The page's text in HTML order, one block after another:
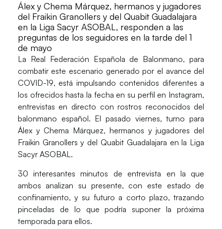
Álex y Chema Márquez, hermanos y jugadores
del Fraikin Granollers y del Quabit Guadalajara
en la Liga Sacyr ASOBAL, responden a las
preguntas de los seguidores en la tarde del 1
de mayo
La Real Federación Española de Balonmano, para
combatir este escenario generado por el avance del
COVID-19, está impulsando contenidos diferentes a
los ofrecidos hasta la fecha en su perfil en Instagram,
entrevistas en directo con rostros reconocidos del
balonmano español. El pasado viernes, turno para
Álex y Chema Márquez, hermanos y jugadores del
Fraikin Granollers y del Quabit Guadalajara en la Liga
Sacyr ASOBAL.
30 interesantes minutos de entrevista en la que
ambos analizan su presente, con este estado de
confinamiento, y su futuro a corto plazo, trazando
pinceladas de lo que podría suponer la próxima
temporada para ellos.